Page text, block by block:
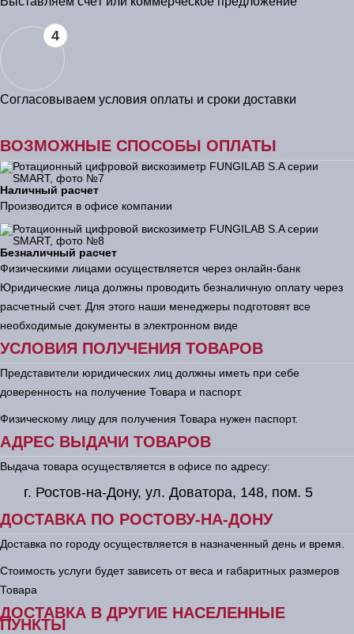
4
Согласовываем условия оплаты и сроки доставки
ВОЗМОЖНЫЕ СПОСОБЫ ОПЛАТЫ
Наличный расчет
Производится в офисе компании
Безналичный расчет
Физическими лицами осуществляется через онлайн-банк
Юридические лица должны проводить безналичную оплату через
расчетный счет. Для этого наши менеджеры подготовят все
необходимые документы в электронном виде
УСЛОВИЯ ПОЛУЧЕНИЯ ТОВАРОВ
Представители юридических лиц должны иметь при себе
доверенность на получение Товара и паспорт.
Физическому лицу для получения Товара нужен паспорт.
АДРЕС ВЫДАЧИ ТОВАРОВ
Выдача товара осуществляется в офисе по адресу:
г. Ростов-на-Дону, ул. Доватора, 148, пом. 5
ДОСТАВКА ПО РОСТОВУ-НА-ДОНУ
Доставка по городу осуществляется в назначенный день и время.
Стоимость услуги будет зависеть от веса и габаритных размеров
Товара
ДОСТАВКА В ДРУГИЕ НАСЕЛЕННЫЕ
ПУНКТЫ